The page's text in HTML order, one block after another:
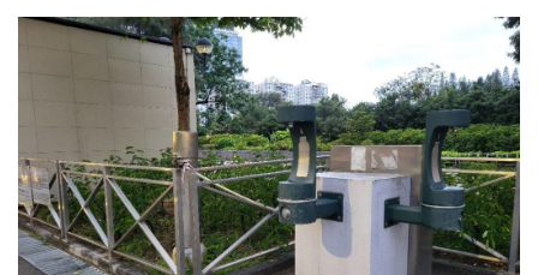
ENGLISH
下載 DOWNLOAD